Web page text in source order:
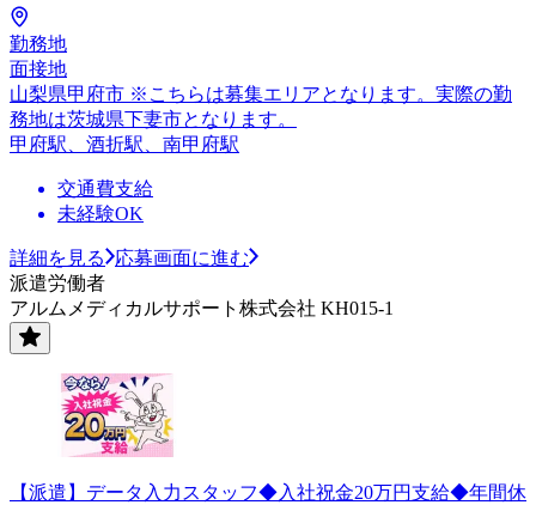
勤務地
面接地
山梨県甲府市 ※こちらは募集エリアとなります。実際の勤
務地は茨城県下妻市となります。
甲府駅、酒折駅、南甲府駅
交通費支給
未経験OK
詳細を見る
応募画面に進む
派遣労働者
アルムメディカルサポート株式会社 KH015-1
【派遣】データ入力スタッフ◆入社祝金20万円支給◆年間休